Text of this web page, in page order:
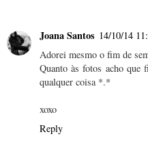
Joana Santos 14/10/14
Adorei mesmo o fim de
Quanto às fotos acho que
qualquer coisa *.*
xoxo
Reply